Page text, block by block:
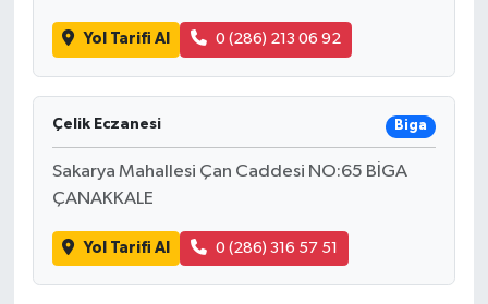
Yol Tarifi Al 0 (286) 213 06 92
Çelik Eczanesi Biga
Sakarya Mahallesi Çan Caddesi NO:65 BİGA
ÇANAKKALE
Yol Tarifi Al 0 (286) 316 57 51